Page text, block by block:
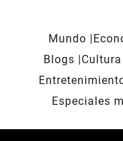
Mundo
Blogs
Cultura
Especiales